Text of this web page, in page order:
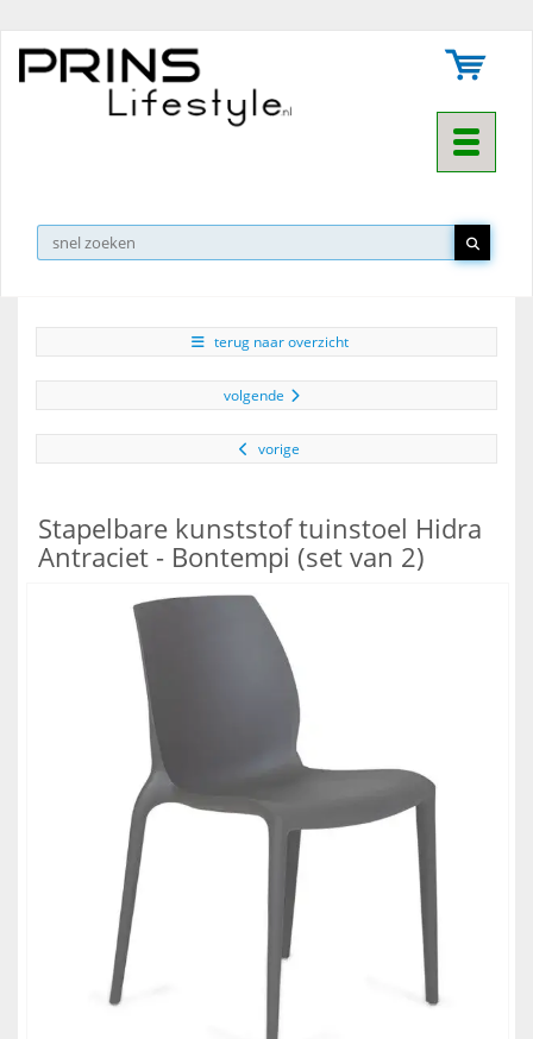
Toggle
▼
terug naar overzicht
volgende
vorige
Stapelbare kunststof tuinstoel Hidra
Antraciet - Bontempi (set van 2)